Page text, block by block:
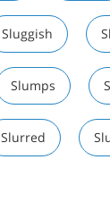
Sluggish
Slumps
Slurred